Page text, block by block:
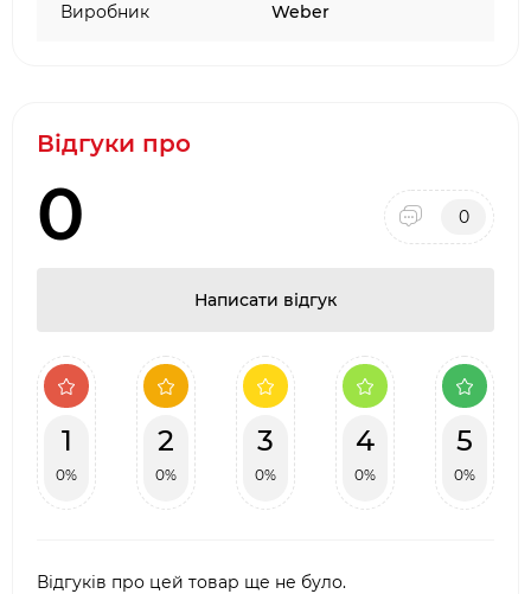
Виробник Weber
Відгуки про
0 0
Написати відгук
1
0%
2
0%
3
0%
4
0%
5
0%
Відгуків про цей товар ще не було.